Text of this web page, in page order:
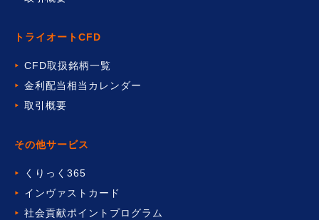
その他サービス
くりっく365
インヴァストカード
社会貢献ポイントプログラム
トライオートCFD
CFD取扱銘柄一覧
金利配当相当カレンダー
取引概要